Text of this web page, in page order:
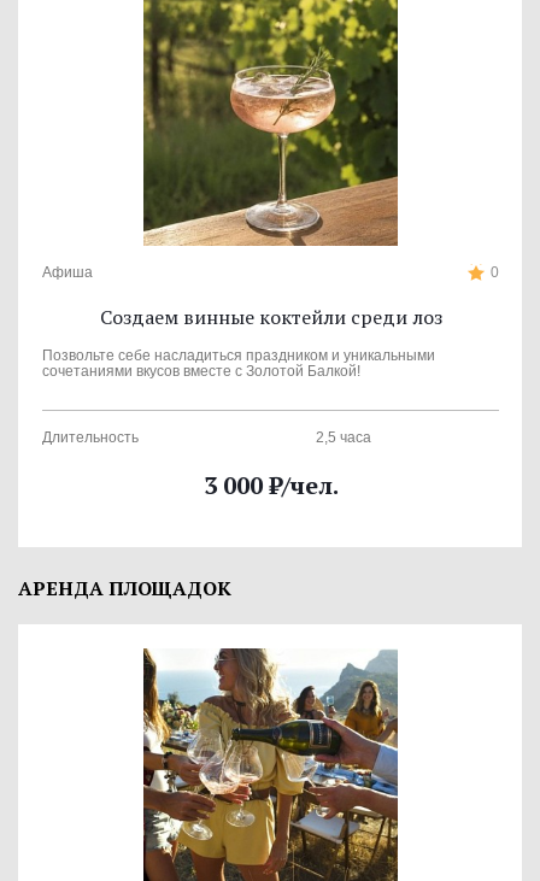
Афиша 0
Создаем винные коктейли среди лоз
Позвольте себе насладиться праздником и уникальными
сочетаниями вкусов вместе с Золотой Балкой!
Длительность 2,5 часа
3 000₽/чел.
АРЕНДА ПЛОЩАДОК